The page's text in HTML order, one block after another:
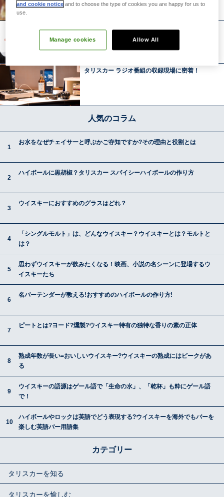
カッコいい生き方をしている大人のそばには ウイ
スキーがあった
タリスカー ラジオ番組の収録現場に密着！
人気のコラム
お水をなぜチェイサーと呼ぶかご存知ですか?その理由と役割とは
ハイボールに黒胡椒？タリスカー スパイシーハイボールの作り方
ウイスキーにおすすめのグラスはどれ？
「シングルモルト」は、どんなウイスキー？ウイスキーとは？モルトと
は？
思わずウイスキーが飲みたくなる！映画、小説の名シーンに登場するウ
イスキーたち
名バーテンダーが教える!おすすめのハイボールの作り方!
ピートとは?ヨード?燻製?ウイスキー特有の独特な香りの素の正体
熟成年数が長い=おいしいウイスキー?ウイスキーの熟成にはピークがあ
る
ウイスキーの語源はゲール語で「生命の水」、「乾杯」も粋にゲール語
で！
ハイボールやロックは英語でどう表現する?ウイスキーを海外でもバーを
楽しむ英語バー用語集
カテゴリー
タリスカーを知る
タリスカーを愉しむ
and cookie notice and to choose the type of cookies you are happy for us to
use.
Allow All
Manage cookies